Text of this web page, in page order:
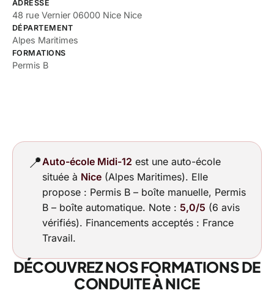
ADRESSE
48 rue Vernier 06000 Nice Nice
DÉPARTEMENT
Alpes Maritimes
FORMATIONS
Permis B
📍 Auto-école Midi-12 est une auto-école
située à Nice (Alpes Maritimes). Elle
propose : Permis B – boîte manuelle, Permis
B – boîte automatique. Note : 5,0/5 (6 avis
vérifiés). Financements acceptés : France
Travail.
DÉCOUVREZ NOS FORMATIONS DE
CONDUITE À NICE